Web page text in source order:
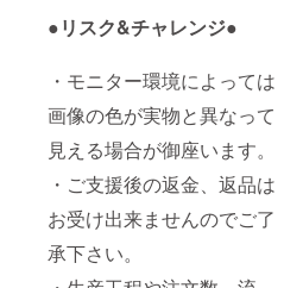
●リスク&チャレンジ●
・モニター環境によっては
画像の色が実物と異なって
見える場合が御座います。
・ご支援後の返金、返品は
お受け出来ませんのでご了
承下さい。